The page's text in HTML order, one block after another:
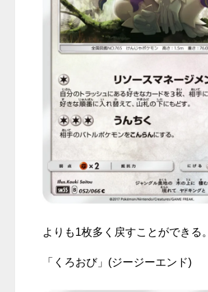
よりも1枚多く戻すことができる。
「くろおび」(ジージーエンド)